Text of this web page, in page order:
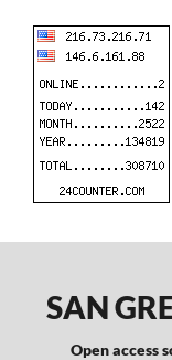
SAN
Open access